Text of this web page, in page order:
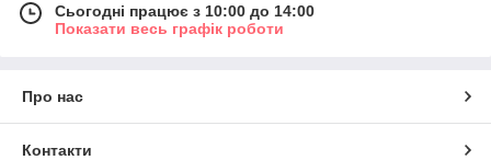
Сьогодні працює з 10:00 до 14:00
Показати весь графік роботи
Про нас
Контакти